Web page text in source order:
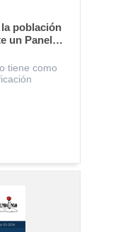
población
un Panel
tiene como